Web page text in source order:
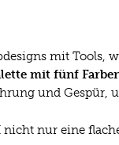
mit Tools,
mit fünf
und Gespür,
nicht nur eine